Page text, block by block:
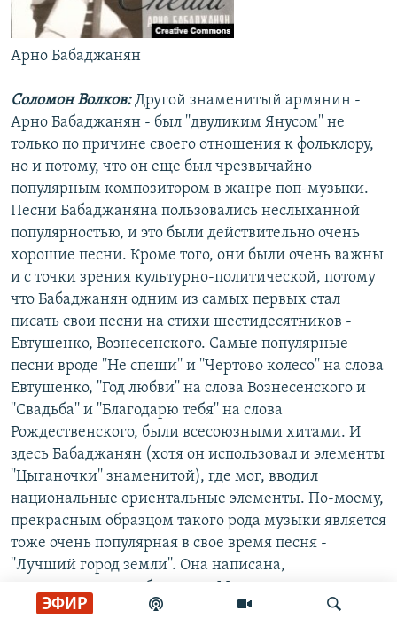
ЭФИР
Арно Бабаджанян
Соломон Волков:Другой знаменитый армянин -
Арно Бабаджанян - был ''двуликим Янусом'' не
только по причине своего отношения к фольклору,
но и потому, что он еще был чрезвычайно
популярным композитором в жанре поп-музыки.
Песни Бабаджаняна пользовались неслыханной
популярностью, и это были действительно очень
хорошие песни. Кроме того, они были очень важны
и с точки зрения культурно-политической, потому
что Бабаджанян одним из самых первых стал
писать свои песни на стихи шестидесятников -
Евтушенко, Вознесенского. Самые популярные
песни вроде ''Не спеши'' и ''Чертово колесо'' на слова
Евтушенко, ''Год любви'' на слова Вознесенского и
''Свадьба'' и ''Благодарю тебя'' на слова
Рождественского, были всесоюзными хитами. И
здесь Бабаджанян (хотя он использовал и элементы
''Цыганочки'' знаменитой), где мог, вводил
национальные ориентальные элементы. По-моему,
прекрасным образцом такого рода музыки является
тоже очень популярная в свое время песня -
''Лучший город земли''. Она написана,